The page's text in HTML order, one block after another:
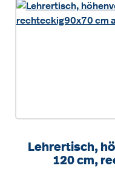
Lehrertisch,
120 cm,